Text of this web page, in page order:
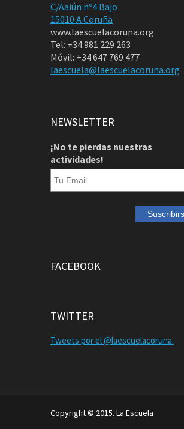
C/Aaiún nº4 Bajo
15010 A Coruña
www.laescuelacoruna.org
Tel: +34 981 229 263
Móvil: +34 647 769 477
laescuela@laescuelacoruna.org
NEWSLETTER
¡No te pierdas nuestras
actividades!
FACEBOOK
TWITTER
Tweets por el @laescuelacoruna.
Copyright © 2015. La Escuela